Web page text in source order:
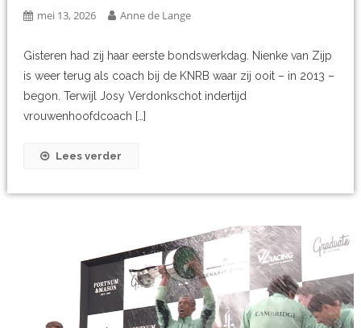
mei 13, 2026 Anne de Lange
Gisteren had zij haar eerste bondswerkdag. Nienke van Zijp
is weer terug als coach bij de KNRB waar zij ooit – in 2013 –
begon. Terwijl Josy Verdonkschot indertijd
vrouwenhoofdcoach […]
Lees verder